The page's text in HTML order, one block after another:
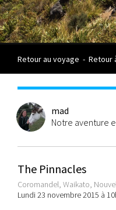
Retour au voyage - Retour
mad
Notre aventure
The Pinnacles
Coromandel, Waikato,
Lundi 23 novembre 2015 à